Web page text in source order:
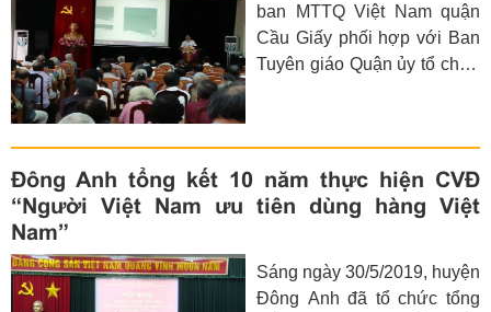
thực hiện tốt CVĐ,
ban MTTQ Việt Nam quận
Cầu Giấy phối hợp với Ban
Tuyên giáo Quận ủy tổ chức
22/01/2019 của Ban Bí thư
Trung ương Đảng về tăng
cường sự lãnh đạo của
Đảng và trách nhiệm quản lý
tác bảo vệ quyền lợi của
người tiêu dùng.
Đông Anh tổng kết 10 năm thực hiện CVĐ
“Người Việt Nam ưu tiên dùng hàng Việt
Nam”
Sáng ngày 30/5/2019, huyện
Đông Anh đã tổ chức tổng